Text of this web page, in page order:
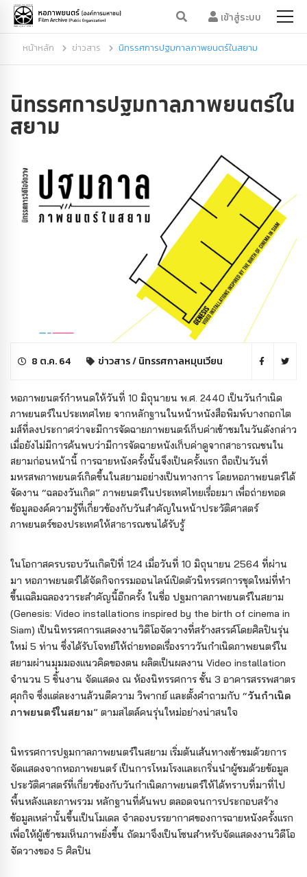
เข้าสู่ระบบ
หน้าหลัก ข่าวสาร นิทรรศการปฐมกาลภาพยนตร์ในสยาม
นิทรรศการปฐมกาลภาพยนตร์ใน
สยาม
8 ต.ค. 64 ข่าวสาร/นิทรรศกาลหมุนเวียน
หอภาพยนตร์กำหนดให้วันที่ 10 มิถุนายน พ.ศ. 2440 เป็นวันกำเนิด
ภาพยนตร์ในประเทศไทย จากหลักฐานในหน้าหนังสือพิมพ์บางกอกไต
มส์ที่ลงประกาศว่าจะมีการจัดฉายภาพยนตร์เก็บค่าเข้าชมในวันดังกล่าว
เมื่อยังไม่มีการค้นพบว่ามีการจัดฉายหนังเก็บค่าดูจากสาธารณชนใน
สยามก่อนหน้านี้ การฉายหนังครั้งนั้นจึงเป็นครั้งแรก ถือเป็นวันที่
มหรสพภาพยนตร์เกิดขึ้นในสยามอย่างเป็นทางการ โดยหอภาพยนตร์ได้
จัดงาน “ฉลองวันเกิด” ภาพยนตร์ในประเทศไทยเรื่อยมา เพื่อถ่ายทอด
ข้อมูลองค์ความรู้ที่เกี่ยวข้องกับวันสำคัญในหน้าประวัติศาสตร์
ภาพยนตร์ของประเทศให้สาธารณชนได้รับรู้
ในโอกาสครบรอบวันเกิดปีที่ 124 เมื่อวันที่ 10 มิถุนายน 2564 ที่ผ่าน
มา หอภาพยนตร์ได้จัดกิจกรรมออนไลน์เปิดตัวนิทรรศการชุดใหม่ที่ทำ
ขึ้นเฉลิมฉลองวาระสำคัญนี้อีกครั้ง ในชื่อ ปฐมกาลภาพยนตร์ในสยาม
(Genesis: Video installations inspired by the birth of cinema in
Siam) เป็นนิทรรศการแสดงงานวิดีโอจัดวางที่สร้างสรรค์โดยศิลปินรุ่น
ใหม่ 5 ท่าน ซึ่งได้รับโจทย์ให้ถ่ายทอดเรื่องราววันกำเนิดภาพยนตร์ใน
สยามผ่านมุมมองแนวคิดของตน ผลิตเป็นผลงาน Video installation
จำนวน 5 ชิ้นงาน จัดแสดง ณ ห้องนิทรรศการ ชั้น 3 อาคารสรรพสาตร
ศุภกิจ ซึ่งแต่ละงานล้วนตีความ วิพากย์ และตั้งคำถามกับ “วันกําเนิด
ภาพยนตร์ในสยาม” ตามสไตล์คนรุ่นใหม่อย่างน่าสนใจ
นิทรรศการปฐมกาลภาพยนตร์ในสยาม เริ่มต้นเส้นทางเข้าชมด้วยการ
จัดแสดงจากหอภาพยนตร์ เป็นการโหมโรงและเกริ่นนำผู้ชมด้วยข้อมูล
ประวัติศาสตร์ที่เกี่ยวข้องกับวันกำเนิดภาพยนตร์ให้ได้ทราบที่มาที่ไป
พื้นหลังและภาพรวม หลักฐานที่ค้นพบ ตลอดจนการประกอบสร้าง
ข้อมูลเหล่านั้นขึ้นเป็นโมเดล จำลองบรรยากาศของการฉายหนังครั้งแรก
เพื่อให้ผู้เข้าชมเห็นภาพยิ่งขึ้น ถัดมาจึงเป็นโซนสำหรับจัดแสดงงานวิดีโอ
จัดวางของ 5 ศิลปิน